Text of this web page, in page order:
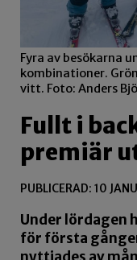
Fyra av besökarna
kombinationer.
vitt. Foto: Anders
Fullt i
premiär
PUBLICERAD: 10
Under lördagen
för första